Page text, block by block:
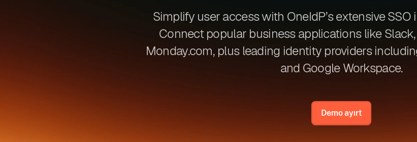
Simplify user access with OneIdP’s extensive
Connect popular business applications like
Monday.com, plus leading identity providers
and Google Workspace.
Demo ayırt